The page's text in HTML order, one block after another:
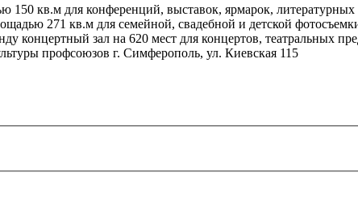
150 кв.м для конференций, выставок, ярмарок,
271 кв.м для семейной, свадебной и детской
концертный зал на 620 мест для концертов, театральных
профсоюзов г. Симферополь, ул. Киевская 115